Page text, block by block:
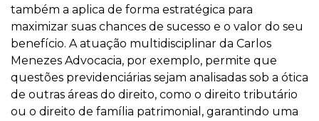
também a aplica de forma estratégica para
maximizar suas chances de sucesso e o valor do seu
benefício. A atuação multidisciplinar da Carlos
Menezes Advocacia, por exemplo, permite que
questões previdenciárias sejam analisadas sob a ótica
de outras áreas do direito, como o direito tributário
ou o direito de família patrimonial, garantindo uma